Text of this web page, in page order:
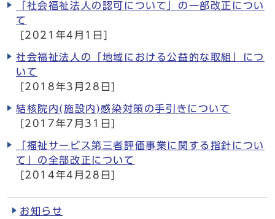
「社会福祉法人の認可について」の一部改正につい
て
[2021年4月1日]
社会福祉法人の「地域における公益的な取組」につ
いて
[2018年3月28日]
結核院内(施設内)感染対策の手引きについて
[2017年7月31日]
「福祉サービス第三者評価事業に関する指針につい
て」の全部改正について
[2014年4月28日]
お知らせ